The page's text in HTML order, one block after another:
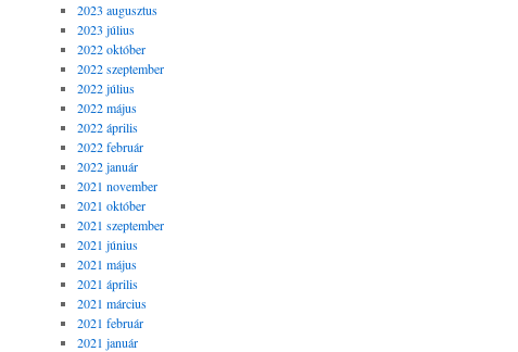
2023 augusztus
2023 július
2022 október
2022 szeptember
2022 július
2022 május
2022 április
2022 február
2022 január
2021 november
2021 október
2021 szeptember
2021 június
2021 május
2021 április
2021 március
2021 február
2021 január